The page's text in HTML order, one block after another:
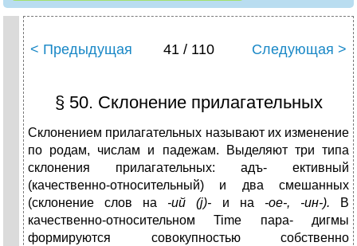
< Предыдущая 41 / 110 Следующая >
§ 50. Склонение прилагательных
Склонением прилагательных называют их изменение
по родам, числам и падежам. Выделяют три типа
склонения прилагательных: адъ- ективный
(качественно-относительный) и два смешанных
(склонение слов на -ий (j)- и на -ое-, -ин-). В
качественно-относительном Time пара- дигмы
формируются совокупностью собственно